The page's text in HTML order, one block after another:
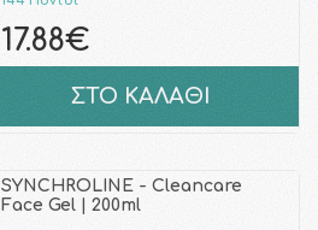
17.88€
ΣΤΟ ΚΑΛΑΘΙ
SYNCHROLINE - Cleancare
Face Gel | 200ml